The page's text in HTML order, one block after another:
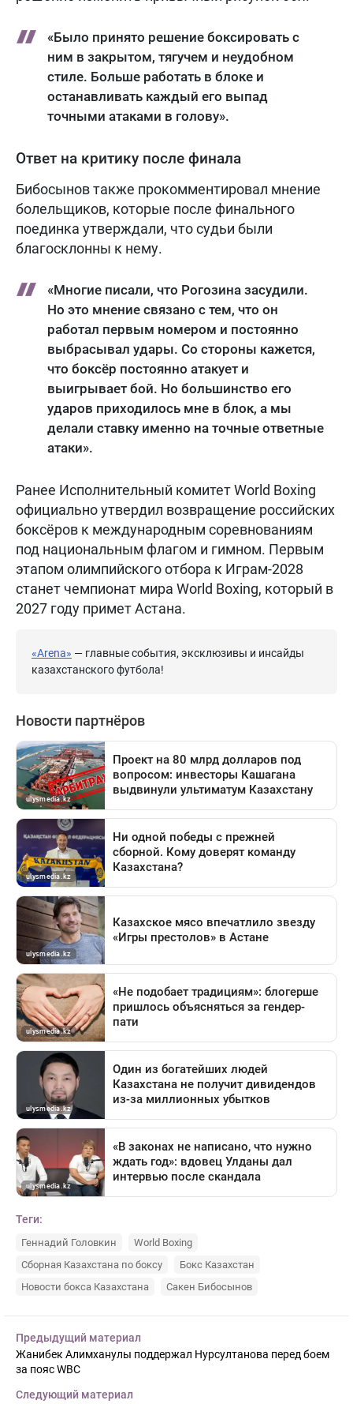
«Было принято решение боксировать с
ним в закрытом, тягучем и неудобном
стиле. Больше работать в блоке и
останавливать каждый его выпад
точными атаками в голову».
Ответ на критику после финала
Бибосынов также прокомментировал мнение
болельщиков, которые после финального
поединка утверждали, что судьи были
благосклонны к нему.
«Многие писали, что Рогозина засудили.
Но это мнение связано с тем, что он
работал первым номером и постоянно
выбрасывал удары. Со стороны кажется,
что боксёр постоянно атакует и
выигрывает бой. Но большинство его
ударов приходилось мне в блок, а мы
делали ставку именно на точные ответные
атаки».
Ранее Исполнительный комитет World Boxing
официально утвердил возвращение российских
боксёров к международным соревнованиям
под национальным флагом и гимном. Первым
этапом олимпийского отбора к Играм-2028
станет чемпионат мира World Boxing, который в
2027 году примет Астана.
«Arena» — главные события, эксклюзивы и инсайды
казахстанского футбола!
Теги:
Геннадий Головкин
World Boxing
Сборная Казахстана по боксу
Бокс Казахстан
Новости бокса Казахстана
Сакен Бибосынов
Предыдущий материал
Жанибек Алимханулы поддержал Нурсултанова перед боем
за пояс WBC
Следующий материал